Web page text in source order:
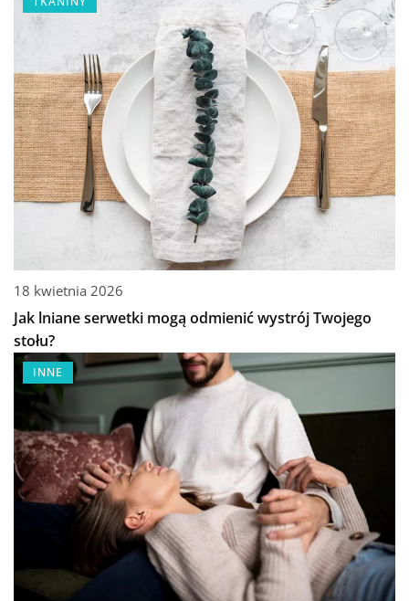
18 kwietnia 2026
Jak lniane serwetki mogą odmienić wystrój Twojego
stołu?
INNE